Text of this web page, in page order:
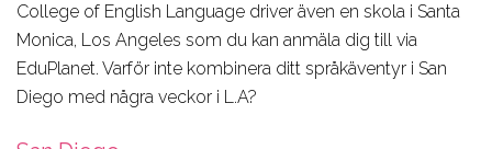
College of English Language driver även en skola i Santa
Monica, Los Angeles som du kan anmäla dig till via
EduPlanet. Varför inte kombinera ditt språkäventyr i San
Diego med några veckor i L.A?